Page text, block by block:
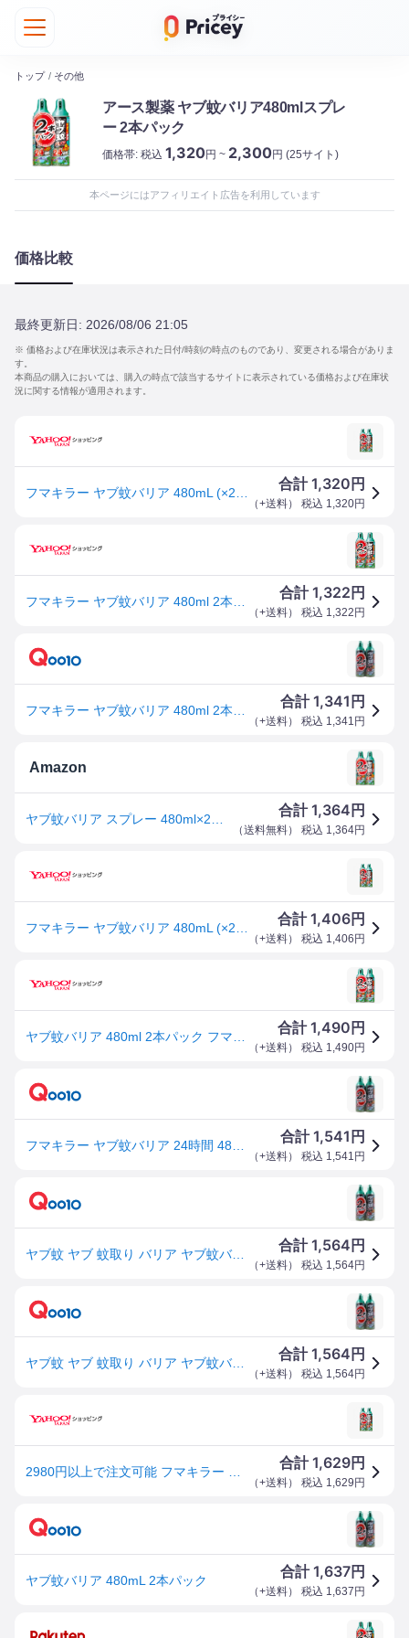
トップ / その他
アース製薬 ヤブ蚊バリア480mlスプレ
ー 2本パック
価格帯: 税込 1,320円 ~ 2,300円 (25サイト)
本ページにはアフィリエイト広告を利用しています
価格比較
最終更新日: 2026/08/06 21:05
※ 価格および在庫状況は表示された日付/時刻の時点のものであり、変更される場合がありま
す。
本商品の購入においては、購入の時点で該当するサイトに表示されている価格および在庫状
況に関する情報が適用されます。
合計1,320 円
（+送料） 税込 1,320円
合計1,322 円
（+送料） 税込 1,322 円
合計1,341 円
（+送料） 税込 1,341 円
Amazon
合計1,364 円
（送料無料） 税込 1,364円
合計1,406円
（+送料） 税込 1,406 円
合計1,490 円
（+送料） 税込 1,490円
合計1,541 円
（+送料） 税込 1,541 円
ヤブ蚊 ヤブ 蚊取り バリア ヤブ蚊バリア480ml 2本 フマキラー
合計1,564 円
（+送料） 税込 1,564円
ヤブ蚊 ヤブ 蚊取り バリア ヤブ蚊バリア480ml 2本 フマキラー
合計1,564 円
（+送料） 税込 1,564円
合計1,629円
（+送料） 税込 1,629 円
ヤブ蚊バリア 480mL 2本パック
合計1,637円
（+送料） 税込 1,637 円